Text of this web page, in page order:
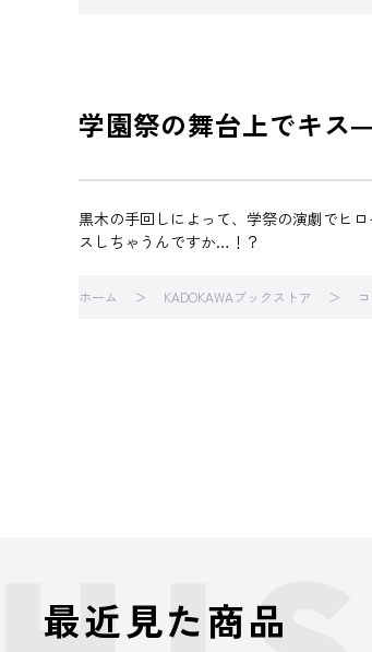
学園祭の舞台上でキ
黒木の手回しによって、学祭の演劇でヒ
スしちゃうんですか…！？
ホーム KADOKAWAブックストア
最近見た商品